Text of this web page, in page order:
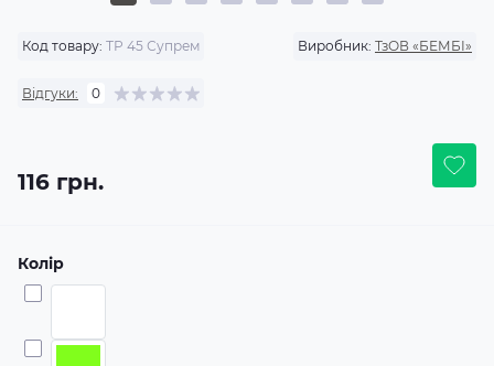
Код товару: ТР 45 Супрем Виробник: ТзОВ «БЕМБІ»
Відгуки: 0
116 грн.
Колір